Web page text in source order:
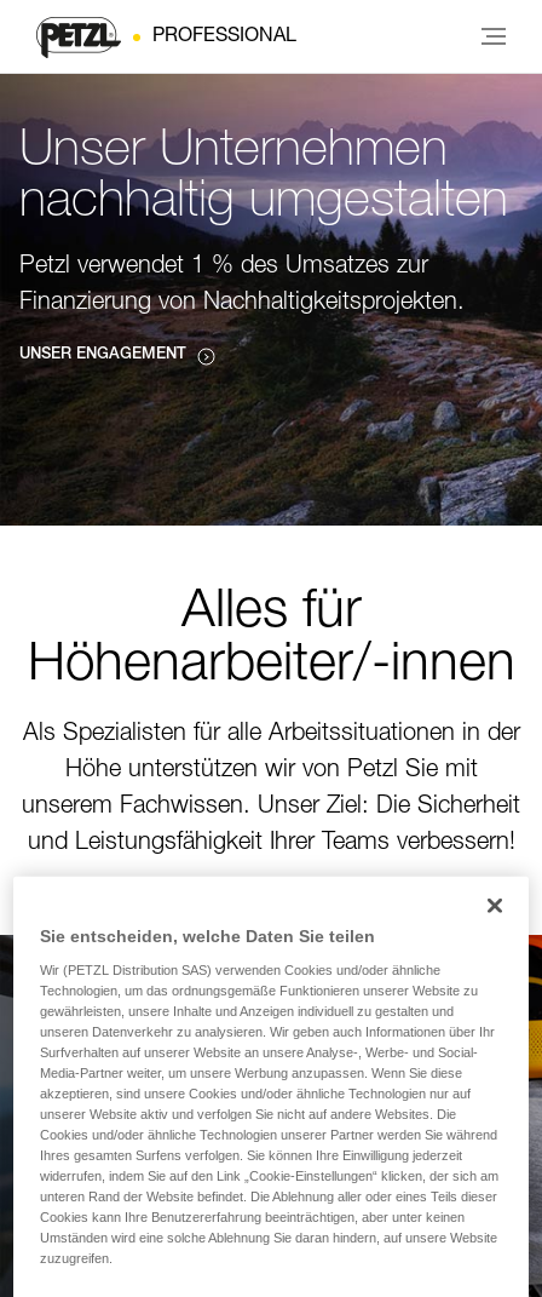
PROFESSIONAL
Unser Unternehmen
nachhaltig umgestalten
Petzl verwendet 1 % des Umsatzes zur
Finanzierung von Nachhaltigkeitsprojekten.
UNSER ENGAGEMENT
Alles für
Höhenarbeiter/-innen
Als Spezialisten für alle Arbeitssituationen in der
Höhe unterstützen wir von Petzl Sie mit
unserem Fachwissen. Unser Ziel: Die Sicherheit
und Leistungsfähigkeit Ihrer Teams verbessern!
Neues Modul zur
Berechnung des
Sturzraumes
Nutzen Sie unser Tool zur
Sturzraumberechnung
ZUR BERECHNUNG DES STURZRAUMES
Sie entscheiden, welche Daten Sie teilen
Wir (PETZL Distribution SAS) verwenden Cookies und/oder ähnliche
Technologien, um das ordnungsgemäße Funktionieren unserer Website zu
gewährleisten, unsere Inhalte und Anzeigen individuell zu gestalten und
unseren Datenverkehr zu analysieren. Wir geben auch Informationen über Ihr
Surfverhalten auf unserer Website an unsere Analyse-, Werbe- und Social-
Media-Partner weiter, um unsere Werbung anzupassen. Wenn Sie diese
akzeptieren, sind unsere Cookies und/oder ähnliche Technologien nur auf
unserer Website aktiv und verfolgen Sie nicht auf andere Websites. Die
Cookies und/oder ähnliche Technologien unserer Partner werden Sie während
Ihres gesamten Surfens verfolgen. Sie können Ihre Einwilligung jederzeit
widerrufen, indem Sie auf den Link „Cookie-Einstellungen“ klicken, der sich am
unteren Rand der Website befindet. Die Ablehnung aller oder eines Teils dieser
Cookies kann Ihre Benutzererfahrung beeinträchtigen, aber unter keinen
Umständen wird eine solche Ablehnung Sie daran hindern, auf unsere Website
zuzugreifen.